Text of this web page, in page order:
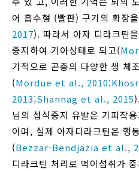
어 흡수형 (빨판) 구기의 확장
2017). 따라서 아자 디라크틴
중지하여 기아상태로 되고(
기적으로 곤충의 다양한 생 체
(Mordue et al., 2010;
2013;Shannag et al., 2015).
님의 섭식중지 유발은 기피작
이며, 실제 아자디라크틴은 행
(Bezzar-Bendjazia et al.,
디라크틴 처리로 먹이섭취가